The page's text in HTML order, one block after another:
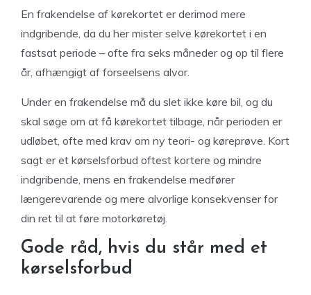
En frakendelse af kørekortet er derimod mere
indgribende, da du her mister selve kørekortet i en
fastsat periode – ofte fra seks måneder og op til flere
år, afhængigt af forseelsens alvor.
Under en frakendelse må du slet ikke køre bil, og du
skal søge om at få kørekortet tilbage, når perioden er
udløbet, ofte med krav om ny teori- og køreprøve. Kort
sagt er et kørselsforbud oftest kortere og mindre
indgribende, mens en frakendelse medfører
længerevarende og mere alvorlige konsekvenser for
din ret til at føre motorkøretøj.
Gode råd, hvis du står med et
kørselsforbud